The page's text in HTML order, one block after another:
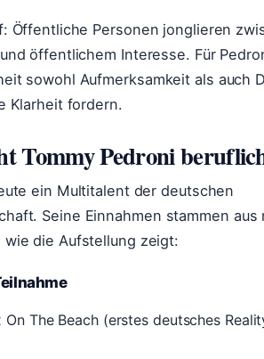
Öffentliche Personen jonglieren
öffentlichem Interesse. Für
sowohl Aufmerksamkeit als auch
Klarheit fordern.
Tommy Pedroni
ein Multitalent der deutschen
Seine Einnahmen stammen aus
wie die Aufstellung zeigt:
On The Beach (erstes deutsches